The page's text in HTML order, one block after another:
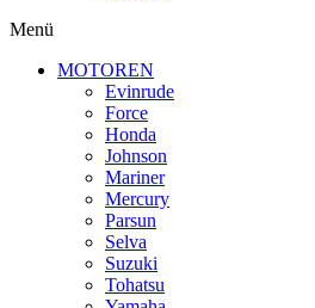
Menü
MOTOREN
Evinrude
Force
Honda
Johnson
Mariner
Mercury
Parsun
Selva
Suzuki
Tohatsu